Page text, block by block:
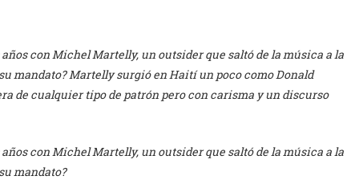
con Michel Martelly, un outsider que saltó de la música a la
mandato? Martelly surgió en Haití un poco como Donald
de cualquier tipo de patrón pero con carisma y un discurso
con Michel Martelly, un outsider que saltó de la música a la
mandato?